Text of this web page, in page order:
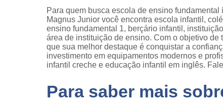
Para quem busca escola de ensino
Magnus Junior você encontra escola infantil,
ensino fundamental 1, berçário infantil,
área de instituição de ensino. Com o objetivo
que sua melhor destaque é conquistar a
investimento em equipamentos modernos e
infantil creche e educação infantil em inglês.
Para saber mais